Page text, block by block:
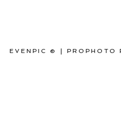
EVENPIC © PROPHOTO